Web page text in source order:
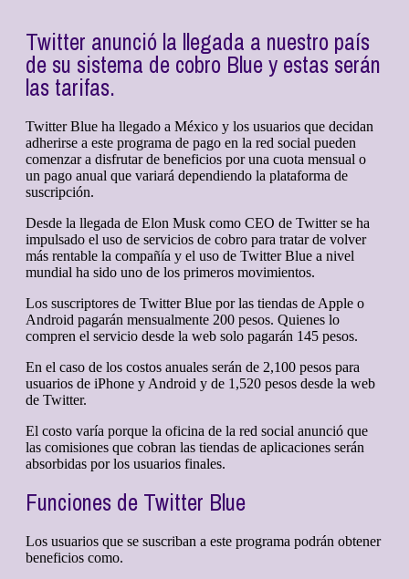
Twitter anunció la llegada a nuestro país
de su sistema de cobro Blue y estas serán
las tarifas.
Twitter Blue ha llegado a México y los usuarios que decidan
adherirse a este programa de pago en la red social pueden
comenzar a disfrutar de beneficios por una cuota mensual o
un pago anual que variará dependiendo la plataforma de
suscripción.
Desde la llegada de Elon Musk como CEO de Twitter se ha
impulsado el uso de servicios de cobro para tratar de volver
más rentable la compañía y el uso de Twitter Blue a nivel
mundial ha sido uno de los primeros movimientos.
Los suscriptores de Twitter Blue por las tiendas de Apple o
Android pagarán mensualmente 200 pesos. Quienes lo
compren el servicio desde la web solo pagarán 145 pesos.
En el caso de los costos anuales serán de 2,100 pesos para
usuarios de iPhone y Android y de 1,520 pesos desde la web
de Twitter.
El costo varía porque la oficina de la red social anunció que
las comisiones que cobran las tiendas de aplicaciones serán
absorbidas por los usuarios finales.
Funciones de Twitter Blue
Los usuarios que se suscriban a este programa podrán obtener
beneficios como.